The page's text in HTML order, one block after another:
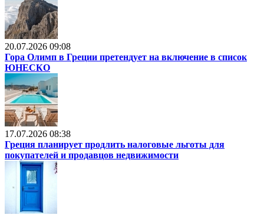
20.07.2026 09:08
Гора Олимп в Греции претендует на включение в список
ЮНЕСКО
17.07.2026 08:38
Греция планирует продлить налоговые льготы для
покупателей и продавцов недвижимости